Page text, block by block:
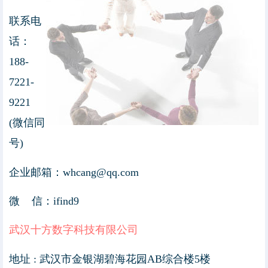
联系电
话：
188-
7221-
9221
(微信同
号)
企业邮箱：whcang@qq.com
微 信：ifind9
武汉十方数字科技有限公司
地址 : 武汉市金银湖碧海花园AB综合楼5楼